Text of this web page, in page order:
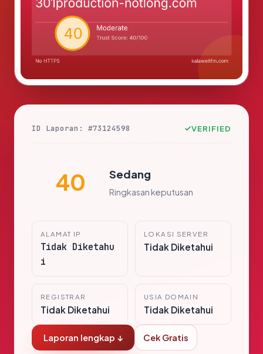
ID Laporan: #73124598 VERIFIED
40 Sedang
Ringkasan keputusan
ALAMAT IP
Tidak Diketahu
i
LOKASI SERVER
Tidak Diketahui
REGISTRAR
Tidak Diketahui
USIA DOMAIN
Tidak Diketahui
Laporan lengkap ↓ Cek Gratis